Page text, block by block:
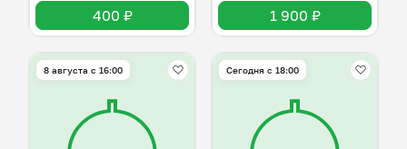
400 ₽ 1 900 ₽
8 августа с 16:00 Сегодня с 18:00